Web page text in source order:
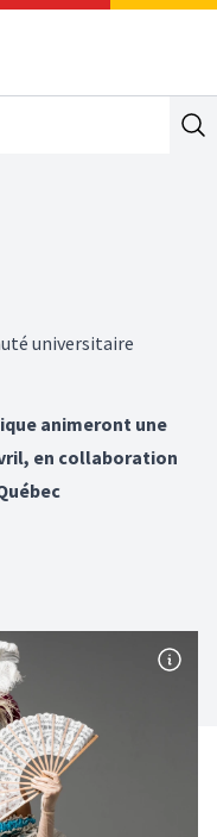
universitaire
animeront une
en collaboration